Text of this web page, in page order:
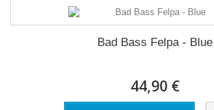
Bad Bass Felpa - Blue
44,90 €